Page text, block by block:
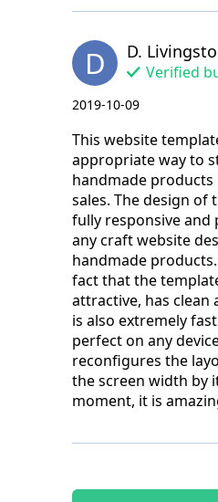
D D.
Verified
2019-10-09
This website
appropriate way to
handmade
sales. The design of
fully responsive and
any craft website
handmade
fact that the
attractive, has clean
is also extremely
perfect on any
reconfigures the
the screen width by
moment, it is